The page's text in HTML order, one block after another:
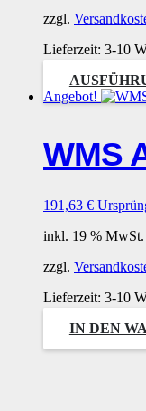
zzgl.
Lieferzeit: 3-10
Angebot!
WMS
191,63€
inkl. 19 % MwSt.
zzgl.
Lieferzeit: 3-10
IN DEN